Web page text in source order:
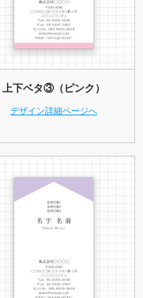
上下ベタ③（ピンク）
デザイン詳細ページへ